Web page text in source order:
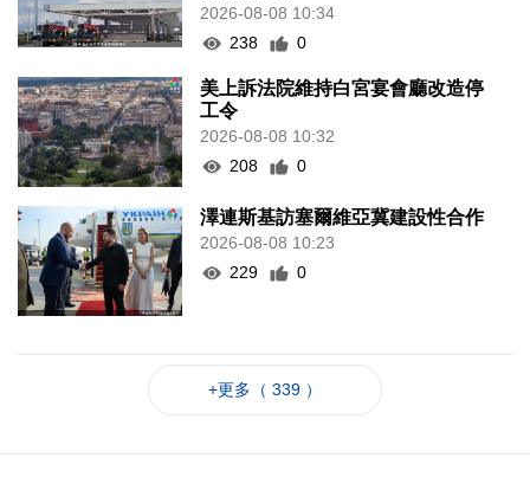
2026-08-08 10:34
238
0
美上訴法院維持白宮宴會廳改造停
工令
2026-08-08 10:32
208
0
澤連斯基訪塞爾維亞冀建設性合作
2026-08-08 10:23
229
0
+更多（ 339 ）